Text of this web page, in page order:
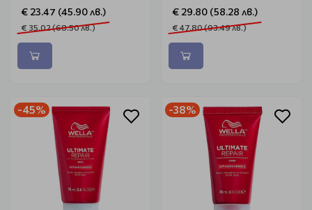
€ 23.47 (45.90 лв.)
€ 35.02 (68.50 лв.)
€ 29.80 (58.28 лв.)
€ 47.80 (93.49 лв.)
-45% -38%